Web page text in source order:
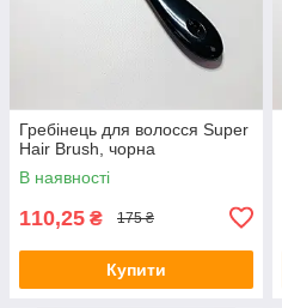
Гребінець для волосся Super
Hair Brush, чорна
В наявності
110,25 ₴ 175 ₴
Купити